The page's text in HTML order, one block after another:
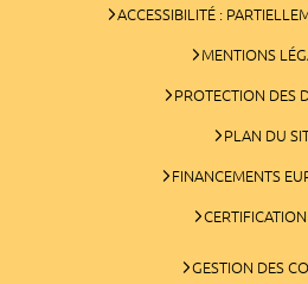
ACCESSIBILITÉ :
MENTIONS
PROTECTION DES
PLAN DU
FINANCEMENTS
GESTION DES